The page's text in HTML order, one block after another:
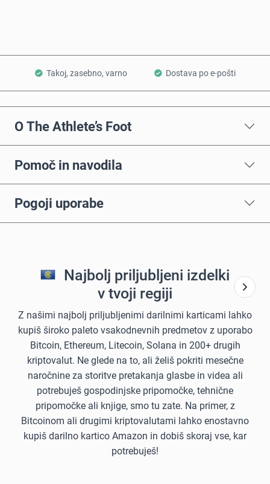
Takoj, zasebno, varno Dostava po e-pošti
O The Athlete’s Foot
Pomoč in navodila
Pogoji uporabe
Najbolj priljubljeni izdelki
v tvoji regiji
Z našimi najbolj priljubljenimi darilnimi karticami lahko
kupiš široko paleto vsakodnevnih predmetov z uporabo
Bitcoin, Ethereum, Litecoin, Solana in 200+ drugih
kriptovalut. Ne glede na to, ali želiš pokriti mesečne
naročnine za storitve pretakanja glasbe in videa ali
potrebuješ gospodinjske pripomočke, tehnične
pripomočke ali knjige, smo tu zate. Na primer, z
Bitcoinom ali drugimi kriptovalutami lahko enostavno
kupiš darilno kartico Amazon in dobiš skoraj vse, kar
potrebuješ!